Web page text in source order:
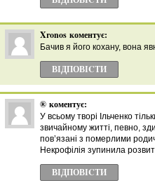
Xronos коментує:
Бачив я його кохану, вона
ВІДПОВІCТИ
® коментує:
У всьому творі Ільченко
звичайному житті, певно,
пов’язані з померлими
Некрофілія зупинила
ВІДПОВІCТИ